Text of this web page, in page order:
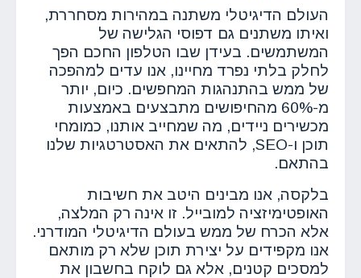
העולם הדיגיטלי משתנה במהירות מסחררת,
ואיתו משתנים גם דפוסי הגלישה של
המשתמשים. בעידן שבו הטלפון החכם הפך
לחלק בלתי נפרד מחיינו, אנו עדים למהפכה
של ממש בהתנהגות המחפשים. כיום, יותר
מ-60% מהחיפושים מתבצעים באמצעות
מכשירים ניידים, מה שמחייב אותנו, כמומחי
תוכן ו-SEO, להתאים את האסטרטגיות שלנו
בהתאם.
בלקסה, אנו מבינים היטב את חשיבות
האופטימיזציה למובייל. זו אינה רק המלצה,
אלא הכרח של ממש בעולם הדיגיטלי המודרני.
אנו מקפידים על יצירת תוכן שלא רק מותאם
למסכים קטנים, אלא גם לוקח בחשבון את